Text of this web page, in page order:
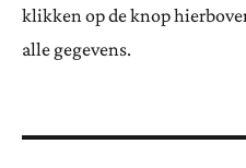
klikken op de knop
alle gegevens.